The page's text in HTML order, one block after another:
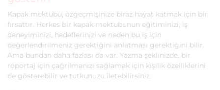
Kapak mektubu, özgeçmişinize biraz hayat katmak için bir
fırsattır. Herkes bir kapak mektubunun eğitiminizi, iş
deneyiminizi, hedeflerinizi ve neden bu iş için
değerlendirilmeniz gerektiğini anlatması gerektiğini bilir.
Ama bundan daha fazlası da var. Yazma şeklinizde, bir
röportaj için çağrılmanızı sağlamak için kişilik özelliklerini
de gösterebilir ve tutkunuzu iletebilirsiniz.